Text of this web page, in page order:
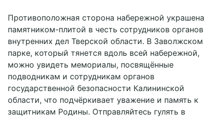
Противоположная сторона набережной украшена
памятником-плитой в честь сотрудников органов
внутренних дел Тверской области. В Заволжском
парке, который тянется вдоль всей набережной,
можно увидеть мемориалы, посвящённые
подводникам и сотрудникам органов
государственной безопасности Калининской
области, что подчёркивает уважение и память к
защитникам Родины. Отправляйтесь гулять в